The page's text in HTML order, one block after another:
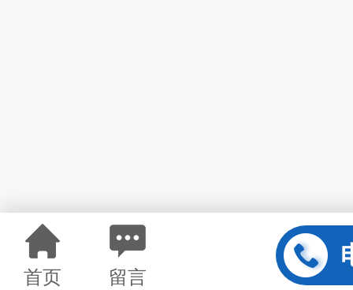
首页 留言